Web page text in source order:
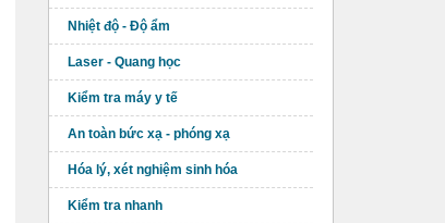
Nhiệt độ - Độ ẩm
Laser - Quang học
Kiểm tra máy y tế
An toàn bức xạ - phóng xạ
Hóa lý, xét nghiệm sinh hóa
Kiểm tra nhanh